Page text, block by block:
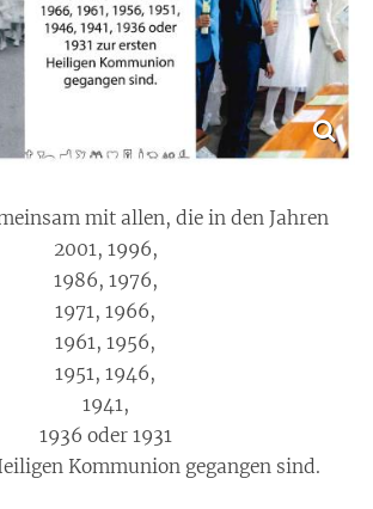
mit allen, die in den Jahren
2001, 1996,
1986, 1976,
1971, 1966,
1961, 1956,
1951, 1946,
1941,
1936 oder 1931
Kommunion gegangen sind.